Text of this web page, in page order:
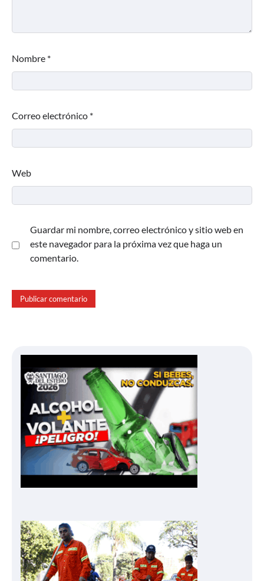
Nombre *
Correo electrónico *
Web
Guardar mi nombre, correo electrónico y sitio web en
este navegador para la próxima vez que haga un
comentario.